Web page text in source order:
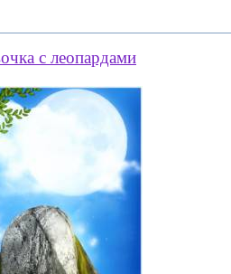
с леопардами